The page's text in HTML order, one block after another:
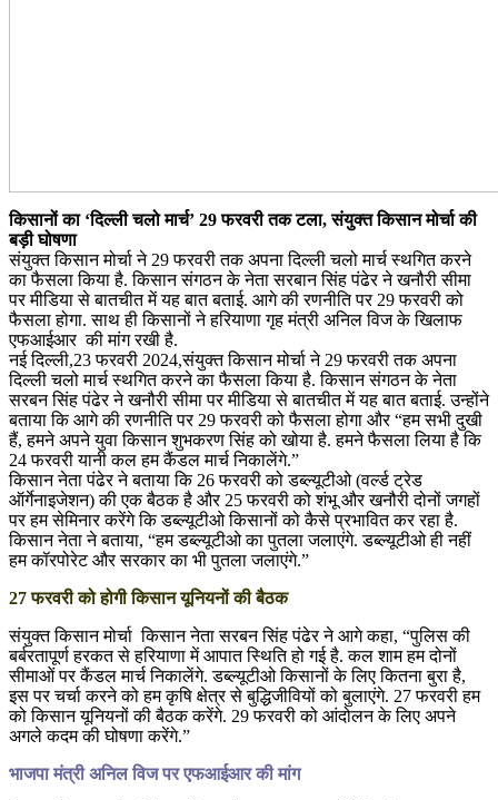
किसानों का ‘दिल्ली चलो मार्च’ 29 फरवरी तक टला, संयुक्त किसान मोर्चा की
बड़ी घोषणा
संयुक्त किसान मोर्चा ने 29 फरवरी तक अपना दिल्ली चलो मार्च स्थगित करने
का फैसला किया है. किसान संगठन के नेता सरबान सिंह पंढेर ने खनौरी सीमा
पर मीडिया से बातचीत में यह बात बताई. आगे की रणनीति पर 29 फरवरी को
फैसला होगा. साथ ही किसानों ने हरियाणा गृह मंत्री अनिल विज के खिलाफ
एफआईआर की मांग रखी है.
नई दिल्ली,23 फरवरी 2024,संयुक्त किसान मोर्चा ने 29 फरवरी तक अपना
दिल्ली चलो मार्च स्थगित करने का फैसला किया है. किसान संगठन के नेता
सरबन सिंह पंढेर ने खनौरी सीमा पर मीडिया से बातचीत में यह बात बताई. उन्होंने
बताया कि आगे की रणनीति पर 29 फरवरी को फैसला होगा और “हम सभी दुखी
हैं, हमने अपने युवा किसान शुभकरण सिंह को खोया है. हमने फैसला लिया है कि
24 फरवरी यानी कल हम कैंडल मार्च निकालेंगे.”
किसान नेता पंढेर ने बताया कि 26 फरवरी को डब्ल्यूटीओ (वर्ल्ड ट्रेड
ऑर्गेनाइजेशन) की एक बैठक है और 25 फरवरी को शंभू और खनौरी दोनों जगहों
पर हम सेमिनार करेंगे कि डब्ल्यूटीओ किसानों को कैसे प्रभावित कर रहा है.
किसान नेता ने बताया, “हम डब्ल्यूटीओ का पुतला जलाएंगे. डब्ल्यूटीओ ही नहीं
हम कॉरपोरेट और सरकार का भी पुतला जलाएंगे.”
27 फरवरी को होगी किसान यूनियनों की बैठक
संयुक्त किसान मोर्चा किसान नेता सरबन सिंह पंढेर ने आगे कहा, “पुलिस की
बर्बरतापूर्ण हरकत से हरियाणा में आपात स्थिति हो गई है. कल शाम हम दोनों
सीमाओं पर कैंडल मार्च निकालेंगे. डब्ल्यूटीओ किसानों के लिए कितना बुरा है,
इस पर चर्चा करने को हम कृषि क्षेत्र से बुद्धिजीवियों को बुलाएंगे. 27 फरवरी हम
को किसान यूनियनों की बैठक करेंगे. 29 फरवरी को आंदोलन के लिए अपने
अगले कदम की घोषणा करेंगे.”
भाजपा मंत्री अनिल विज पर एफआईआर की मांग